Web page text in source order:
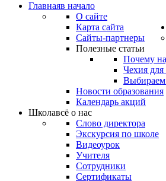
Главнаяв начало
О сайте
Карта сайта
Сайты-партнеры
Полезные статьи
Почему
Чехия
Выбираем
Новости образования
Календарь акций
Школавсё о нас
Слово директора
Экскурсия по школе
Видеоурок
Учителя
Сотрудники
Сертификаты